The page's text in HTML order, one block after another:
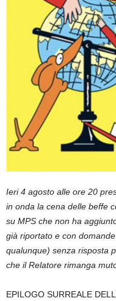
Ieri 4 agosto alle ore 20
in onda la cena delle beffe
su MPS che non ha
già riportato e con
qualunque) senza risposta
che il Relatore rimanga
EPILOGO SURREALE